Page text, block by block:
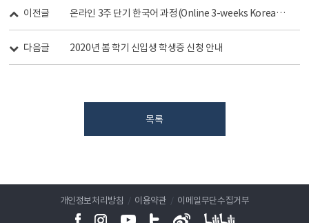
이전글 온라인 3주 단기 한국어 과정(Online 3-weeks Korean Language Program)
다음글 2020년 봄 학기 신입생 학생증 신청 안내
목록
개인정보처리방침 / 이용약관 / 이메일무단수집거부